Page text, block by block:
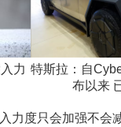
力 特斯拉：自
布以来
力度只会加强不会